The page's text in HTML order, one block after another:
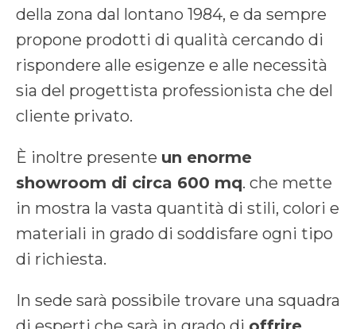
della zona dal lontano 1984, e da sempre
propone prodotti di qualità cercando di
rispondere alle esigenze e alle necessità
sia del progettista professionista che del
cliente privato.
È inoltre presente un enorme
showroom di circa 600 mq. che mette
in mostra la vasta quantità di stili, colori e
materiali in grado di soddisfare ogni tipo
di richiesta.
In sede sarà possibile trovare una squadra